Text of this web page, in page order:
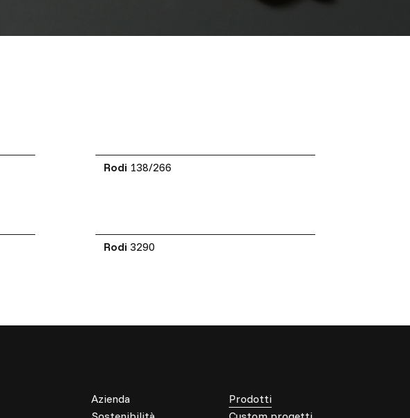
Rodi 138/266
Rodi 3290
Azienda
Prodotti